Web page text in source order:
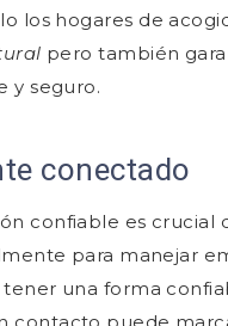
los hogares de
pero también
y seguro.
conectado
confiable es crucial
para manejar
tener una forma